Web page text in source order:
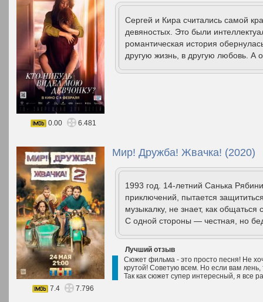
Сергей и Кира считались самой
девяностых. Это были
романтическая история
другую жизнь, в другую любовь. А
0.00 6.481
Мир! Дружба! Жвачка! (2020)
1993 год. 14-летний Санька
приключений, пытается
музыкалку, не знает, как
С одной стороны — честная, но
Лучший отзыв
Сюжет фильма - это просто песня! Не
крутой! Советую всем. Но если вам
Так как сюжет супер интересный, я все
7.4
7.796